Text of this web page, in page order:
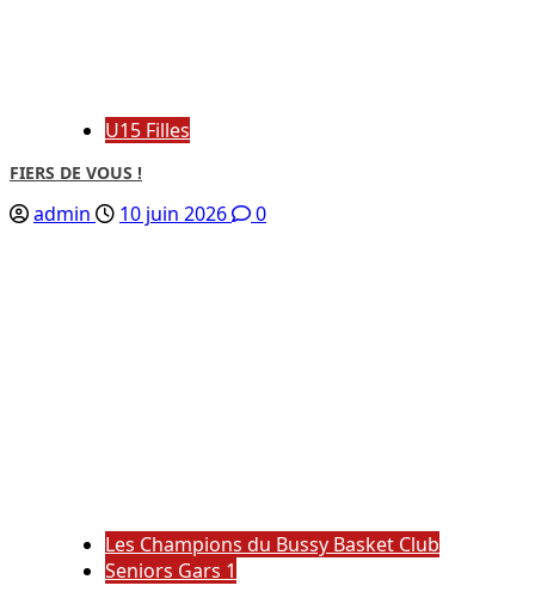
U15 Filles
FIERS DE VOUS !
admin 10 juin 2026 0
Les Champions du Bussy Basket Club
Seniors Gars 1